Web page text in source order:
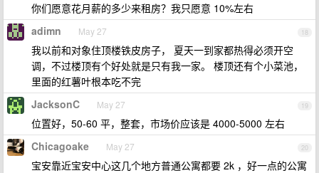
你们愿意花月薪的多少来租房？我只愿意 10%左右
18
adimn May 27
我以前和对象住顶楼铁皮房子， 夏天一到家都热得必须开空
调，不过楼顶有个好处就是只有我一家。 楼顶还有个小菜池，
里面的红薯叶根本吃不完
19
JacksonC May 27
位置好，50-60 平，整套，市场价应该是 4000-5000 左右
20
Chicagoake May 27
宝安靠近宝安中心这几个地方普通公寓都要 2k ，好一点的公寓